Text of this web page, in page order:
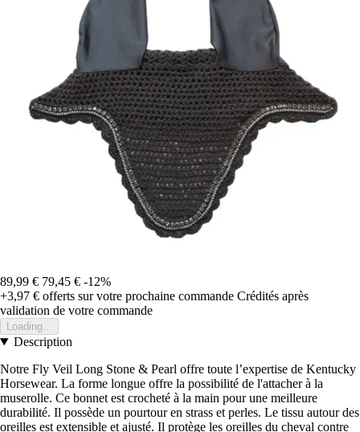
89,99 € 79,45 € -12%
+3,97 € offerts sur votre prochaine commande Crédités après
validation de votre commande
Loading...
Description
Notre Fly Veil Long Stone & Pearl offre toute l’expertise de Kentucky
Horsewear. La forme longue offre la possibilité de l'attacher à la
muserolle. Ce bonnet est crocheté à la main pour une meilleure
durabilité. Il possède un pourtour en strass et perles. Le tissu autour des
oreilles est extensible et ajusté. Il protège les oreilles du cheval contre